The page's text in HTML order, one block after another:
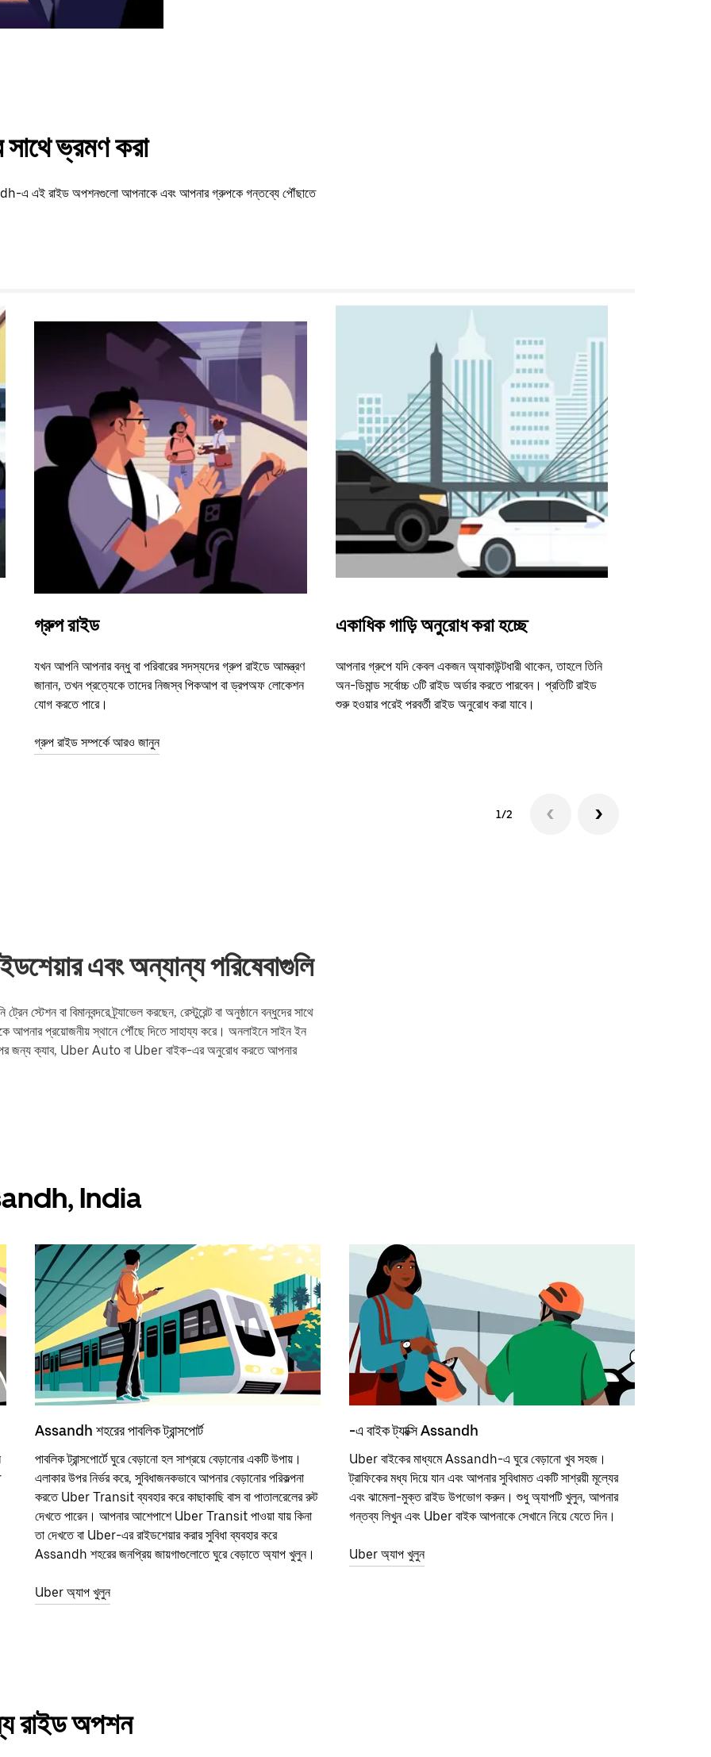
ভ্রমণ করা
এ এই রাইড অপশনগুলো আপনাকে এবং আপনার গ্রুপকে গন্তব্যে পৌঁছাতে
গ্রুপ রাইড
যখন আপনি আপনার বন্ধু বা পরিবারের সদস্যদের গ্রুপ রাইডে আমন্ত্রণ
জানান, তখন প্রত্যেকে তাদের নিজস্ব পিকআপ বা ড্রপঅফ লোকেশন
যোগ করতে পারে।
গ্রুপ রাইড সম্পর্কে আরও জানুন
একাধিক গাড়ি অনুরোধ করা হচ্ছে
আপনার গ্রুপে যদি কেবল একজন অ্যাকাউন্টধারী থাকেন, তাহলে তিনি
অন-ডিমান্ড সর্বোচ্চ ৩টি রাইড অর্ডার করতে পারবেন। প্রতিটি রাইড
শুরু হওয়ার পরেই পরবর্তী রাইড অনুরোধ করা যাবে।
1/2
এবং অন্যান্য পরিষেবাগুলি
বা বিমানবন্দরে ট্র্যাভেল করছেন, রেস্টুরেন্ট বা অনুষ্ঠানে বন্ধুদের সাথে
প্রয়োজনীয় স্থানে পৌঁছে দিতে সাহায্য করে। অনলাইনে সাইন ইন
জন্য ক্যাব, Uber Auto বা Uber বাইক-এর অনুরোধ করতে আপনার
India
Assandh শহরের পাবলিক ট্রান্সপোর্ট
পাবলিক ট্রান্সপোর্টে ঘুরে বেড়ানো হল সাশ্রয়ে বেড়ানোর একটি উপায়।
এলাকার উপর নির্ভর করে, সুবিধাজনকভাবে আপনার বেড়ানোর পরিকল্পনা
করতে Uber Transit ব্যবহার করে কাছাকাছি বাস বা পাতালরেলের রুট
দেখতে পারেন। আপনার আশেপাশে Uber Transit পাওয়া যায় কিনা
তা দেখতে বা Uber-এর রাইডশেয়ার করার সুবিধা ব্যবহার করে
Assandh শহরের জনপ্রিয় জায়গাগুলোতে ঘুরে বেড়াতে অ্যাপ খুলুন।
Uber অ্যাপ খুলুন
-এ বাইক ট্যাক্সি Assandh
Uber বাইকের মাধ্যমে Assandh-এ ঘুরে বেড়ানো খুব সহজ।
ট্রাফিকের মধ্য দিয়ে যান এবং আপনার সুবিধামত একটি সাশ্রয়ী মূল্যের
এবং ঝামেলা-মুক্ত রাইড উপভোগ করুন। শুধু অ্যাপটি খুলুন, আপনার
গন্তব্য লিখুন এবং Uber বাইক আপনাকে সেখানে নিয়ে যেতে দিন।
Uber অ্যাপ খুলুন
রাইড অপশন